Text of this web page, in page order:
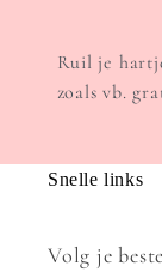
Ruil je
zoals vb.
Snelle links
Volg je